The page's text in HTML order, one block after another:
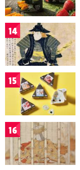
14
15
16